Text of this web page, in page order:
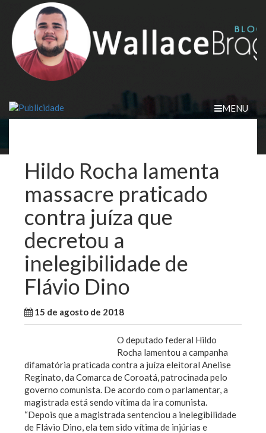
content
MENU
Hildo Rocha lamenta
massacre praticado
contra juíza que
decretou a
inelegibilidade de
Flávio Dino
15 de agosto de 2018
O deputado federal Hildo
Rocha lamentou a campanha
difamatória praticada contra a juíza eleitoral Anelise
Reginato, da Comarca de Coroatá, patrocinada pelo
governo comunista. De acordo com o parlamentar, a
magistrada está sendo vítima da ira comunista.
“Depois que a magistrada sentenciou a inelegibilidade
de Flávio Dino, ela tem sido vítima de injúrias e